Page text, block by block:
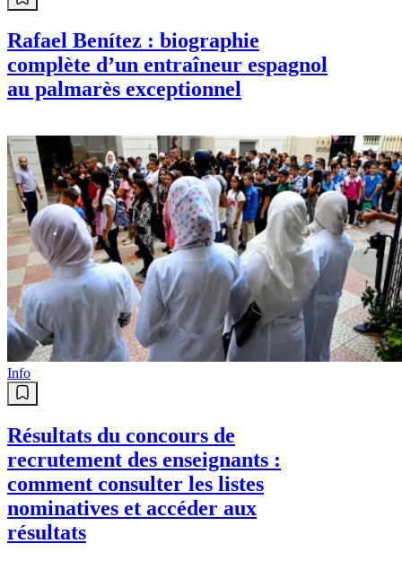
Rafael Benítez : biographie
complète d’un entraîneur espagnol
au palmarès exceptionnel
Info
Résultats du concours de
recrutement des enseignants :
comment consulter les listes
nominatives et accéder aux
résultats